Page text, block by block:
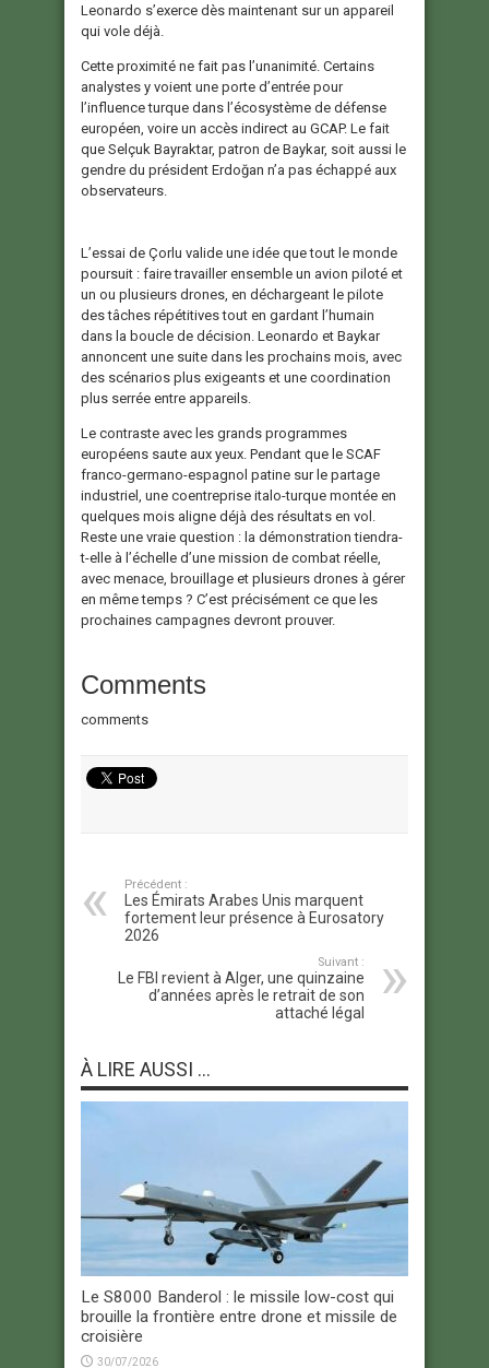
Leonardo s’exerce dès maintenant sur un appareil
qui vole déjà.
Cette proximité ne fait pas l’unanimité. Certains
analystes y voient une porte d’entrée pour
l’influence turque dans l’écosystème de défense
européen, voire un accès indirect au GCAP. Le fait
que Selçuk Bayraktar, patron de Baykar, soit aussi le
gendre du président Erdoğan n’a pas échappé aux
observateurs.
L’essai de Çorlu valide une idée que tout le monde
poursuit : faire travailler ensemble un avion piloté et
un ou plusieurs drones, en déchargeant le pilote
des tâches répétitives tout en gardant l’humain
dans la boucle de décision. Leonardo et Baykar
annoncent une suite dans les prochains mois, avec
des scénarios plus exigeants et une coordination
plus serrée entre appareils.
Le contraste avec les grands programmes
européens saute aux yeux. Pendant que le SCAF
franco-germano-espagnol patine sur le partage
industriel, une coentreprise italo-turque montée en
quelques mois aligne déjà des résultats en vol.
Reste une vraie question : la démonstration tiendra-
t-elle à l’échelle d’une mission de combat réelle,
avec menace, brouillage et plusieurs drones à gérer
en même temps ? C’est précisément ce que les
prochaines campagnes devront prouver.
Comments
comments
Précédent :
Les Émirats Arabes Unis marquent
fortement leur présence à Eurosatory
2026
Suivant :
Le FBI revient à Alger, une quinzaine
d’années après le retrait de son
attaché légal
À LIRE AUSSI ...
Le S8000 Banderol : le missile low-cost qui
brouille la frontière entre drone et missile de
croisière
30/07/2026